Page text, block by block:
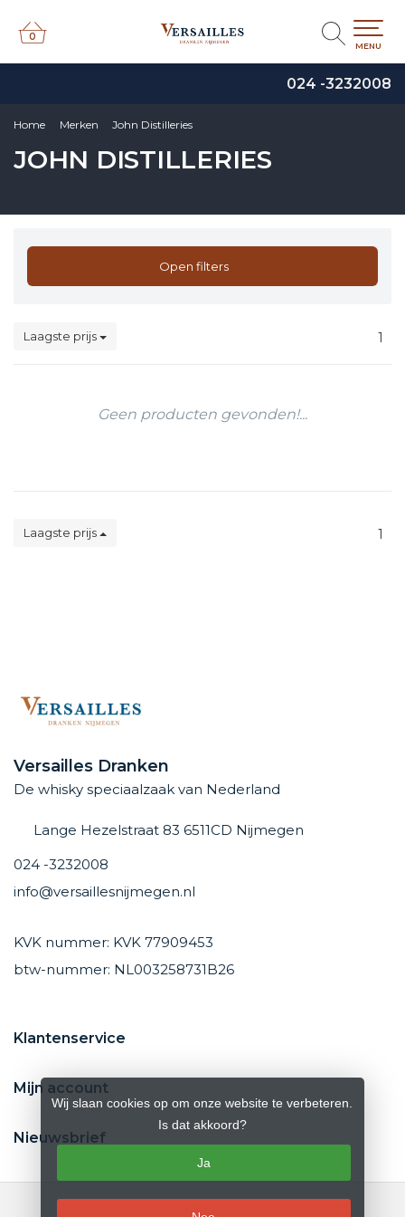
024 -3232008
0
0
MENU
Home Merken John Distilleries
JOHN DISTILLERIES
Open filters
Laagste prijs 1
Geen producten gevonden!...
Laagste prijs 1
Versailles Dranken
De whisky speciaalzaak van Nederland
Lange Hezelstraat 83 6511CD Nijmegen
024 -3232008
info@versaillesnijmegen.nl
KVK nummer: KVK 77909453
btw-nummer: NL003258731B26
Klantenservice
Mijn account
Nieuwsbrief
Wij slaan cookies op om onze website te verbeteren.
Is dat akkoord?
Ja